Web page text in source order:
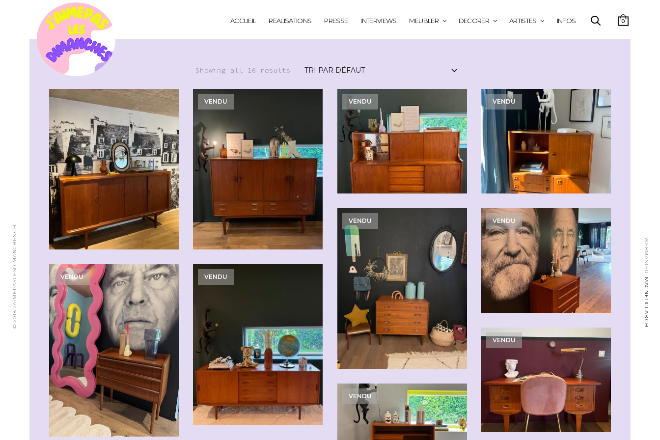
ACCUEIL REALISATIONS PRESSE INTERVIEWS MEUBLER DECORER ARTISTES INFOS 0
© 2018 JAIMEPASLESDIMANCHES.CH WEBMASTER:
MAGNETICLAB.CH
Showing all 10 results
2'500.00
VENDU VENDU VENDU
VENDU VENDU
VENDU VENDU
VENDU
VENDU